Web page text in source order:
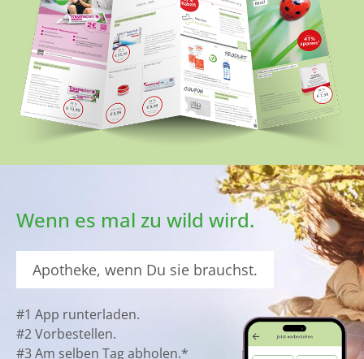
Wenn es mal zu wild wird.
Apotheke, wenn Du sie brauchst.
#1 App runterladen.
#2 Vorbestellen.
#3 Am selben Tag abholen.*